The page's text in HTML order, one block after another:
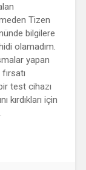
Tizen
bilgilere
olamadım.
yapan
test cihazı
kırdıkları için